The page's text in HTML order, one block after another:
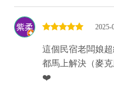
2025-
這個民宿老闆娘
都馬上解決（麥
❤️